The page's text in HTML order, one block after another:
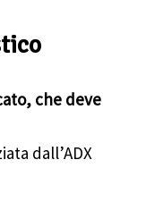
che deve
dall’ADX